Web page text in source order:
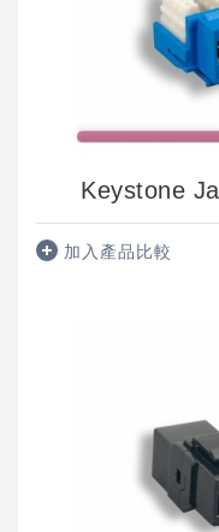
Keystone
加入產品比較